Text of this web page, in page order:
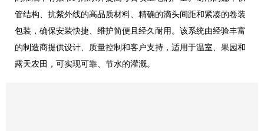
管结构、抗紫外线的高品质材料、精确的滴头间距和紧凑的卷装
包装，确保安装快捷、维护简便且经久耐用。该系统由经验丰富
的制造商提供设计、质量控制和客户支持，适用于温室、果园和
露天农田，可实现可靠、节水的灌溉。